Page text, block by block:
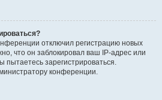
отключил регистрацию новых
что он заблокировал ваш IP-адрес или
пытаетесь зарегистрироваться.
конференции.